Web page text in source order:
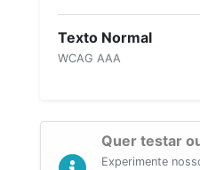
Texto Normal
WCAG AAA
Quer testar
Experimente